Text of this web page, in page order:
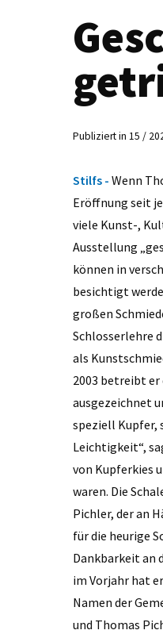
Publiziert in 15 /
Stilfs - Wenn
Eröffnung seit
viele Kunst-,
Ausstellung
können in
besichtigt
großen
Schlosserlehre
als
2003 betreibt
ausgezeichnet
speziell Kupfer,
Leichtigkeit“,
von Kupferkies
waren. Die
Pichler, der an
für die heurige
Dankbarkeit an
im Vorjahr hat
Namen der
und Thomas